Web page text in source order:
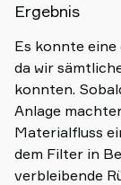
Ergebnis
Es konnte
da wir
konnten.
Anlage
Materialfluss
dem Filter in
verbleibende